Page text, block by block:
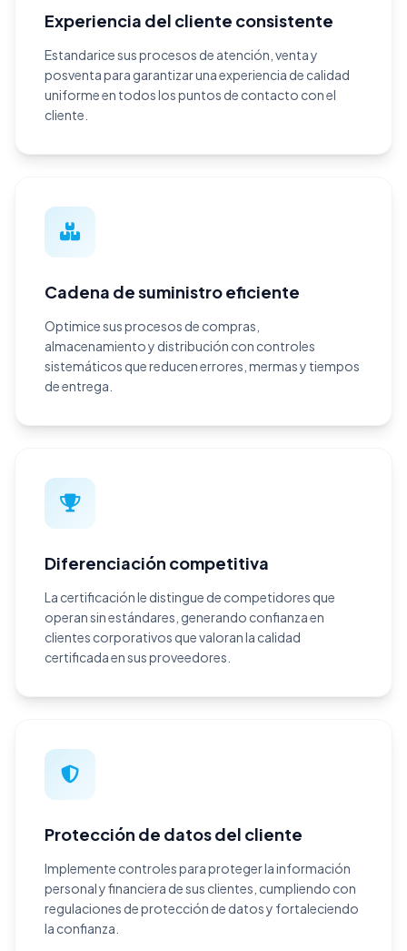
Experiencia del cliente consistente
Estandarice sus procesos de atención, venta y
posventa para garantizar una experiencia de calidad
uniforme en todos los puntos de contacto con el
cliente.
Cadena de suministro eficiente
Optimice sus procesos de compras,
almacenamiento y distribución con controles
sistemáticos que reducen errores, mermas y tiempos
de entrega.
Diferenciación competitiva
La certificación le distingue de competidores que
operan sin estándares, generando confianza en
clientes corporativos que valoran la calidad
certificada en sus proveedores.
Protección de datos del cliente
Implemente controles para proteger la información
personal y financiera de sus clientes, cumpliendo con
regulaciones de protección de datos y fortaleciendo
la confianza.